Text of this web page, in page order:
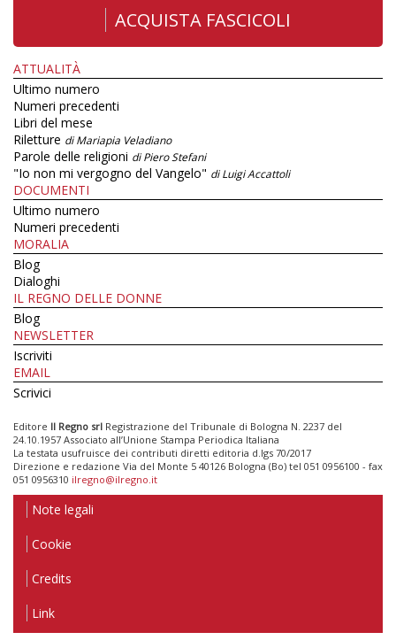
ACQUISTA FASCICOLI
ATTUALITÀ
Ultimo numero
Numeri precedenti
Libri del mese
Riletture di Mariapia Veladiano
Parole delle religioni di Piero Stefani
"Io non mi vergogno del Vangelo" di Luigi Accattoli
DOCUMENTI
Ultimo numero
Numeri precedenti
MORALIA
Blog
Dialoghi
IL REGNO DELLE DONNE
Blog
NEWSLETTER
Iscriviti
EMAIL
Scrivici
Editore Il Regno srl Registrazione del Tribunale di Bologna N. 2237 del
24.10.1957 Associato all’Unione Stampa Periodica Italiana
La testata usufruisce dei contributi diretti editoria d.lgs 70/2017
Direzione e redazione Via del Monte 5 40126 Bologna (Bo) tel 051 0956100 - fax
051 0956310 ilregno@ilregno.it
Note legali
Cookie
Credits
Link